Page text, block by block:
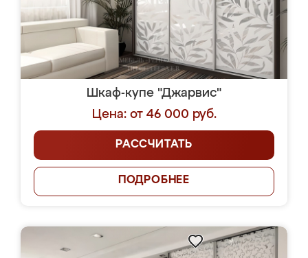
Шкаф-купе "Джарвис"
Цена: от 46 000 руб.
РАССЧИТАТЬ
ПОДРОБНЕЕ